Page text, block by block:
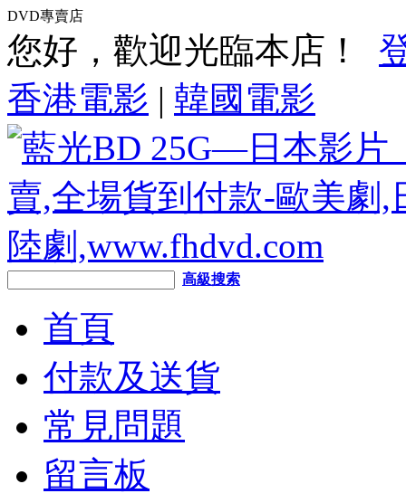
DVD專賣店
您好，歡迎光臨本店！
香港電影 | 韓國電影
高級搜索
首頁
付款及送貨
常見問題
留言板